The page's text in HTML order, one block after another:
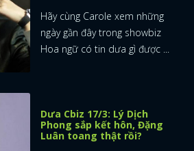
Hãy cùng Carole xem những
ngày gần đây trong showbiz
Hoa ngữ có tin dưa gì được ...
Dưa Cbiz 17/3: Lý Dịch
Phong sắp kết hôn, Đặng
Luân toang thật rồi?